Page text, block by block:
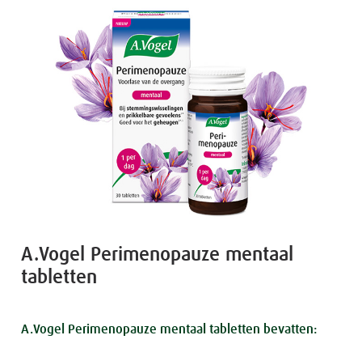
A.Vogel Perimenopauze mentaal
tabletten
A.Vogel Perimenopauze mentaal tabletten bevatten: